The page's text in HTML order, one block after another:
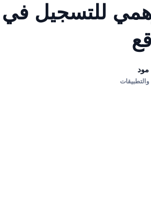
للتسجيل في
مود
والتطبيقات